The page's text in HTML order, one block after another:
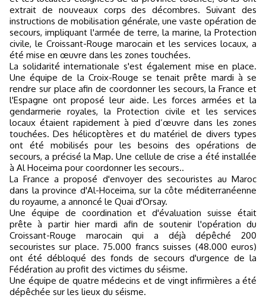
extrait de nouveaux corps des décombres. Suivant des
instructions de mobilisation générale, une vaste opération de
secours, impliquant l'armée de terre, la marine, la Protection
civile, le Croissant-Rouge marocain et les services locaux, a
été mise en œuvre dans les zones touchées.
La solidarité internationale s'est également mise en place.
Une équipe de la Croix-Rouge se tenait prête mardi à se
rendre sur place afin de coordonner les secours, la France et
l'Espagne ont proposé leur aide. Les forces armées et la
gendarmerie royales, la Protection civile et les services
locaux étaient rapidement à pied d’œuvre dans les zones
touchées. Des hélicoptères et du matériel de divers types
ont été mobilisés pour les besoins des opérations de
secours, a précisé la Map. Une cellule de crise a été installée
à Al Hoceima pour coordonner les secours..
La France a proposé d'envoyer des secouristes au Maroc
dans la province d'Al-Hoceima, sur la côte méditerranéenne
du royaume, a annoncé le Quai d'Orsay.
Une équipe de coordination et d'évaluation suisse était
prête à partir hier mardi afin de soutenir l'opération du
Croissant-Rouge marocain qui a déjà dépêché 200
secouristes sur place. 75.000 francs suisses (48.000 euros)
ont été débloqué des fonds de secours d'urgence de la
Fédération au profit des victimes du séisme.
Une équipe de quatre médecins et de vingt infirmières a été
dépêchée sur les lieux du séisme.